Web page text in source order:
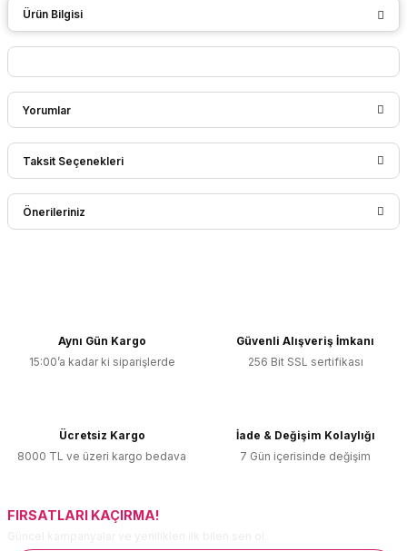
Ürün Bilgisi
Yorumlar
Bu ürüne ilk yorumu siz yapın!
Taksit Seçenekleri
Önerileriniz
Ürün resmi kalitesiz, bozuk veya görüntülenemiyor.
Ürün fiyatı diğer sitelerden daha pahalı.
Bu ürüne benzer farklı alternatifler olmalı.
Aynı Gün Kargo
15:00’a kadar ki siparişlerde
Güvenli Alışveriş İmkanı
256 Bit SSL sertifikası
Ücretsiz Kargo
8000 TL ve üzeri kargo bedava
İade & Değişim Kolaylığı
7 Gün içerisinde değişim
FIRSATLARI KAÇIRMA!